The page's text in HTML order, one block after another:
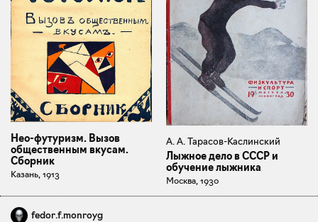
Нео-футуризм. Вызов
общественным вкусам.
Сборник
Казань, 1913
А. А. Тарасов-Каслинский
Лыжное дело в СССР и
обучение лыжника
Москва, 1930
fedor.f.monroyg